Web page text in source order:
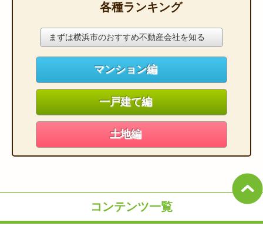
各種ランキング
まずは横浜市のおすすめ不動産会社を知る
マンション編
一戸建て編
土地編
コンテンツ一覧